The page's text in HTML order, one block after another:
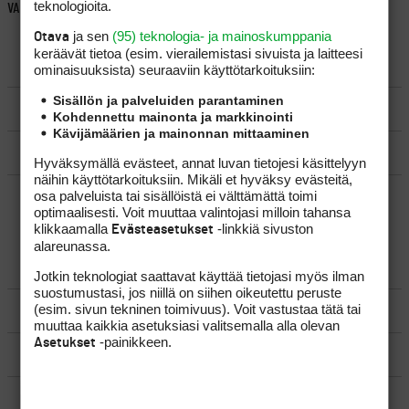
VAI..
LUO AIHE
SÄÄNNÖT
OHJEET
UUSIMMAT VIESTIKETJUT
YLEISTÄ
VÄLINEET
MATKAILU
teknologioita.
Otava ja sen (95) teknologia- ja mainoskumppania
keräävät tietoa (esim. vierailemis­tasi sivuista ja laitteesi
ominaisuuk­sista) seuraaviin käyttötarkoituksiin:
Sisällön ja palveluiden parantaminen
Kohdennettu mainonta ja markkinointi
Kävijämäärien ja mainonnan mittaaminen
Hyväksymällä evästeet, annat luvan tietojesi käsittelyyn
näihin käyttötarkoituksiin. Mikäli et hyväksy evästeitä,
osa palveluista tai sisällöistä ei välttämättä toimi
optimaalisesti. Voit muuttaa valintojasi milloin tahansa
klikkaamalla Evästeasetukset -linkkiä sivuston
alareunassa.
Jotkin teknologiat saattavat käyttää tietojasi myös ilman
suostumustasi, jos niillä on siihen oikeutettu peruste
(esim. sivun tekninen toimivuus). Voit vastustaa tätä tai
muuttaa kaikkia asetuksiasi valitsemalla alla olevan
Asetukset -painikkeen.